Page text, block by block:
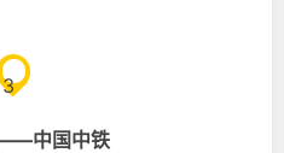
3
中国中铁